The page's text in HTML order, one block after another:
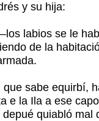
y su hija:
labios se le
de la
sabe equirbí,
e la Ila a ese
quiabló mal